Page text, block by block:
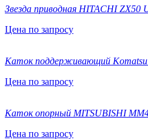
Звезда приводная HITACHI ZX50
Цена по запросу
Каток поддерживающий
Цена по запросу
Каток опорный MITSUBISHI
Цена по запросу